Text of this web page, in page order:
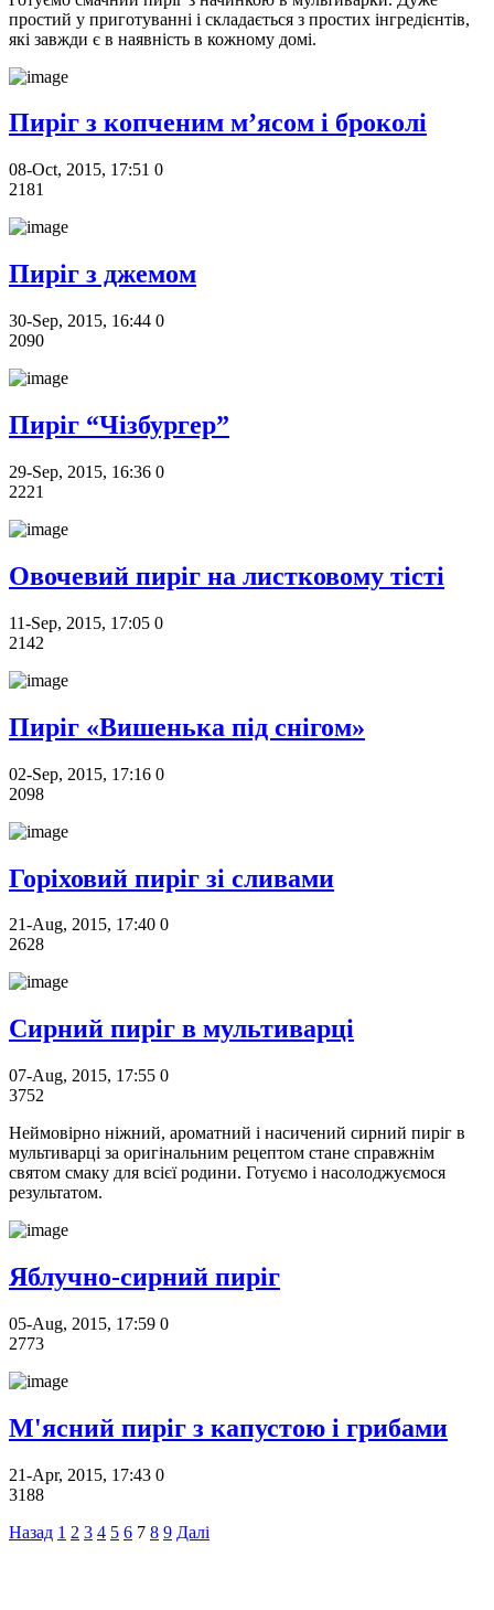
простий у приготуванні і складається з простих інгредієнтів,
які завжди є в наявність в кожному домі.
Пиріг з копченим м’ясом і броколі
08-Oct, 2015, 17:51 0
2181
Пиріг з джемом
30-Sep, 2015, 16:44 0
2090
Пиріг “Чізбургер”
29-Sep, 2015, 16:36 0
2221
Овочевий пиріг на листковому тісті
11-Sep, 2015, 17:05 0
2142
Пиріг «Вишенька під снігом»
02-Sep, 2015, 17:16 0
2098
Горіховий пиріг зі сливами
21-Aug, 2015, 17:40 0
2628
Сирний пиріг в мультиварці
07-Aug, 2015, 17:55 0
3752
Неймовірно ніжний, ароматний і насичений сирний пиріг в
мультиварці за оригінальним рецептом стане справжнім
святом смаку для всієї родини. Готуємо і насолоджуємося
результатом.
Яблучно-сирний пиріг
05-Aug, 2015, 17:59 0
2773
М'ясний пиріг з капустою і грибами
21-Apr, 2015, 17:43 0
3188
Назад 1 2 3 4 5 6 7 8 9 Далі